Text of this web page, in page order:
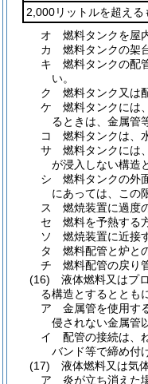
2,000リットルを超える
オ
燃料タンクを屋
カ
燃料タンクの架
キ
燃料タンクの配
い。
ク
燃料タンク又は
ケ
燃料タンクには
るときは、金属管
コ
燃料タンクは、
サ
燃料タンクには
が浸入しない構造
シ
燃料タンクの外
にあっては、この
ス
燃焼装置に過度
セ
燃料を予熱する
ソ
燃焼装置に近接
タ
燃料配管と炉と
チ
燃料配管の戻り
(16)
液体燃料又はプ
る構造とするととも
ア
金属管を使用す
侵されない金属管
イ
配管の接続は、
バンド等で締め付
(17)
液体燃料又は気
ア
炎が立ち消えた